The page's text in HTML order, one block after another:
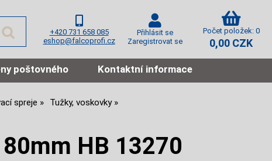
+420 731 658 085
eshop@falcoprofi.cz
Přihlásit se
Zaregistrovat se
Počet položek: 0
0,00 CZK
poštovného Kontaktní informace
spreje
Tužky, voskovky
HB 13270